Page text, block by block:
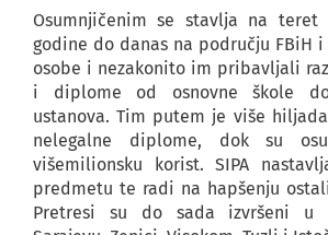
Osumnjičenim se stavlja na teret
godine do danas na području FBiH
osobe i nezakonito im pribavljali
i diplome od osnovne škole do
ustanova. Tim putem je više
nelegalne diplome, dok su
višemilionsku korist. SIPA
predmetu te radi na hapšenju
Pretresi su do sada izvršeni u